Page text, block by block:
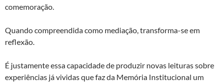
comemoração.
Quando compreendida como mediação, transforma-se em
reflexão.
É justamente essa capacidade de produzir novas leituras sobre
experiências já vividas que faz da Memória Institucional um